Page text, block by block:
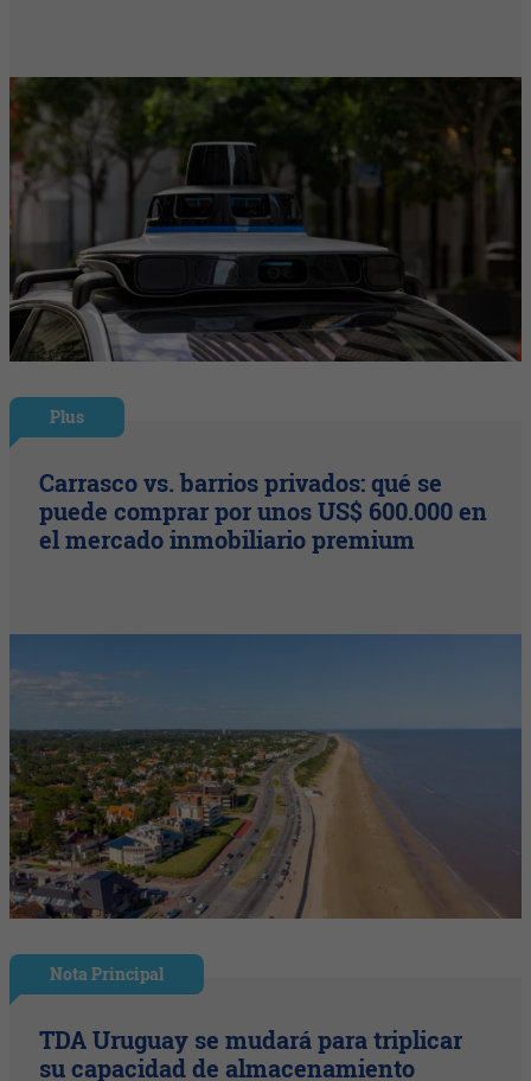
Plus
Carrasco vs. barrios privados: qué se
puede comprar por unos US$ 600.000 en
el mercado inmobiliario premium
Nota Principal
TDA Uruguay se mudará para triplicar
su capacidad de almacenamiento